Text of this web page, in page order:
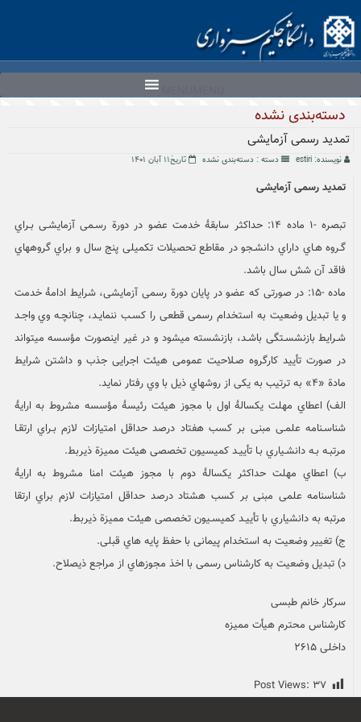
to
content
دسته‌بندی نشده
تمدید رسمی آزمایشی
نویسنده: estiri دسته : دسته‌بندی نشده تاریخ۱۱ آبان ۱۴۰۱
تمدید رسمی آزمایشی
تبصره -۱ ماده ۱۴: حداکثر سابقۀ خدمت عضو در دورة رسـمی آزمایشـی بـراي
گـروه هـاي داراي دانشـجو در مقاطع تحصیلات تکمیلی پنج سال و براي گروههاي
فاقد آن شش سال باشد.
ماده -۱۵: در صورتی که عضو در پایان دورة رسمی آزمایشی، شرایط ادامۀ خدمت
و یا تبدیل وضعیت به استخدام رسمی قطعی را کسـب ننمایـد، چنانچـه وي واجـد
شـرایط بازنشسـتگی باشـد، بازنشسته میشود و در غیر اینصورت مؤسسه میتواند
در صورت تأیید کارگروه صـلاحیت عمومی هیئت اجرایی جذب و داشتن شرایط
مادة «۴» به ترتیب به یکی از روشهاي ذیل با وي رفتار نماید.
الف) اعطاي مهلت یکسالۀ اول با مجوز هیئت رئیسۀ مؤسسه مشروط به ارایۀ
شناسـنامه علمـی مبنی بر کسب هفتاد درصد حداقل امتیازات لازم بـراي ارتقـا
مرتبـه بـه دانشـیاري بـا تأییـد کمیسیون تخصصی هیئت ممیزة ذيربط.
ب) اعطاي مهلت حداکثر یکسالۀ دوم با مجوز هیئت امنا مشروط به ارایۀ
شناسنامه علمی مبنی بر کسب هشتاد درصد حداقل امتیازات لازم براي ارتقا
مرتبه به دانشیاري با تأییـد کمیسـیون تخصصی هیئت ممیزة ذيربط.
ج) تغییر وضعیت به استخدام پیمانی با حفظ پایه هاي قبلی.
د) تبدیل وضعیت به کارشناس رسمی با اخذ مجوزهاي از مراجع ذيصلاح.
سرکار خانم طبسی
کارشناس محترم هیأت ممیزه
داخلی ۲۶۱۵
Post Views: ۳۷